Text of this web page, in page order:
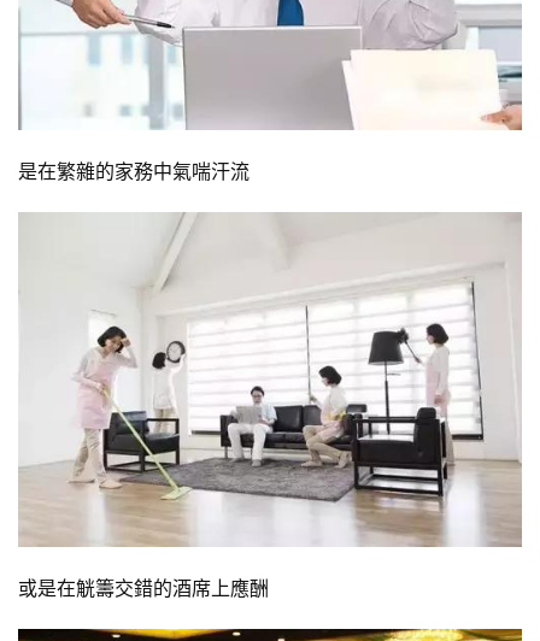
是在繁雜的家務中氣喘汗流
或是在觥籌交錯的酒席上應酬